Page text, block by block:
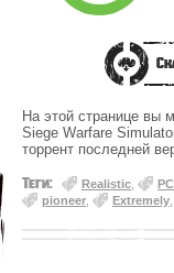
На этой странице вы
Siege Warfare
торрент последней
Теги: Realistic PC
pioneer
Extremely